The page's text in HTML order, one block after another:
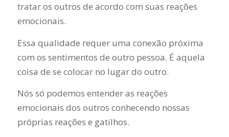
tratar os outros de acordo com suas reações
emocionais.
Essa qualidade requer uma conexão próxima
com os sentimentos de outro pessoa. É aquela
coisa de se colocar no lugar do outro.
Nós só podemos entender as reações
emocionais dos outros conhecendo nossas
próprias reações e gatilhos.